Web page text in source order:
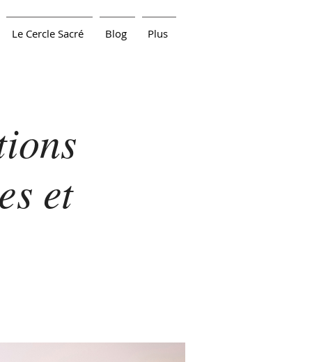
Le Cercle Sacré Blog Plus
et